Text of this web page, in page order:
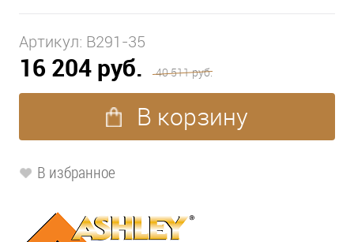
Артикул: B291-35
16 204 руб. 40 511 руб.
В корзину
В избранное